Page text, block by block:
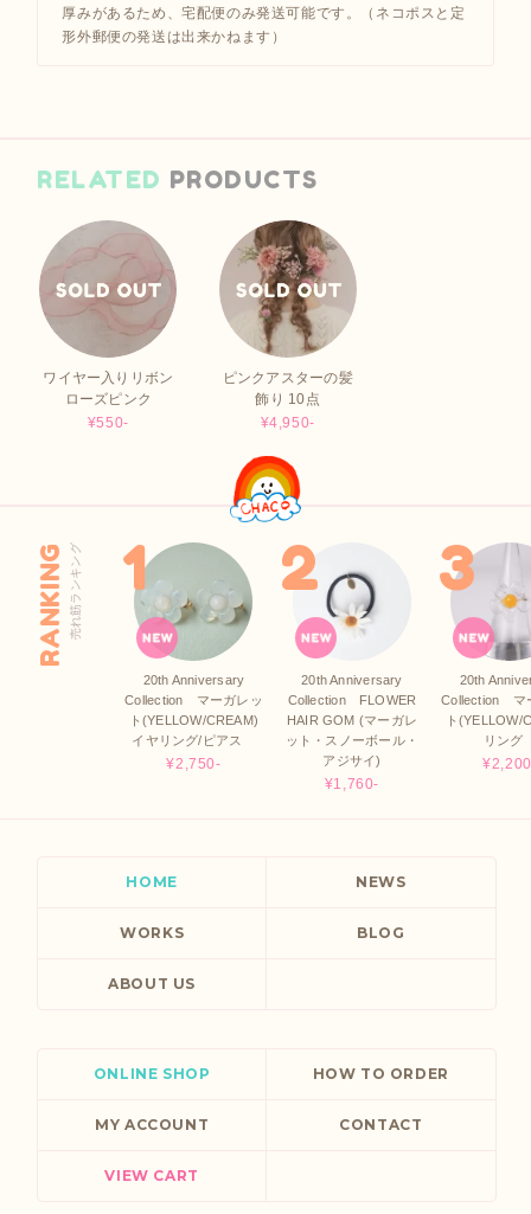
厚みがあるため、宅配便のみ発送可能です。（ネコポスと定
形外郵便の発送は出来かねます）
RELATED PRODUCTS
ワイヤー入りリボン
ローズピンク
¥550-
ピンクアスターの髪
飾り 10点
¥4,950-
RANKING売れ筋ランキング
20th Anniversary
Collection マーガレッ
ト(YELLOW/CREAM)
イヤリング/ピアス
¥2,750-
20th Anniversary
Collection FLOWER
HAIR GOM (マーガレ
ット・スノーボール・
アジサイ)
¥1,760-
20th
Collection マ
ト(YELLOW/
リン
HOME NEWS
WORKS BLOG
ABOUT US
ONLINE SHOP HOW TO ORDER
MY ACCOUNT CONTACT
VIEW CART